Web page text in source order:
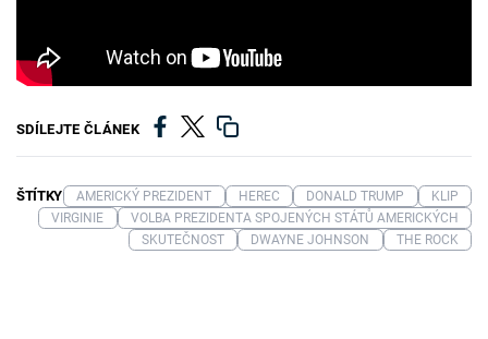
SDÍLEJTE ČLÁNEK
ŠTÍTKY AMERICKÝ PREZIDENT HEREC DONALD TRUMP
KLIP
VIRGINIE
VOLBA PREZIDENTA SPOJENÝCH STÁTŮ AMERICKÝCH
SKUTEČNOST
DWAYNE JOHNSON THE ROCK